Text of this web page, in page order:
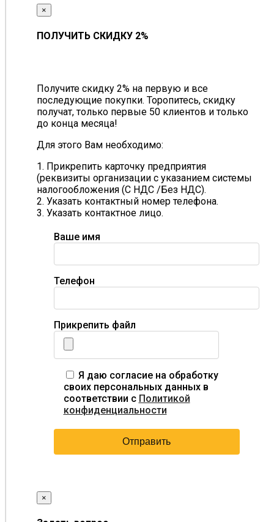
×
ПОЛУЧИТЬ СКИДКУ 2%
Получите скидку 2% на первую и все
последующие покупки. Торопитесь, скидку
получат, только первые 50 клиентов и только
до конца месяца!
Для этого Вам необходимо:
1. Прикрепить карточку предприятия
(реквизиты организации с указанием системы
налогообложения (С НДС /Без НДС).
2. Указать контактный номер телефона.
3. Указать контактное лицо.
Ваше имя
Телефон
Прикрепить файл
Я даю согласие на обработку
своих персональных данных в
соответствии с Политикой
конфиденциальности
×